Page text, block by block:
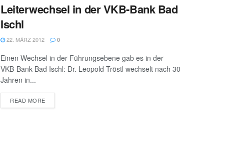
Leiterwechsel in der VKB-Bank Bad
Ischl
22. MÄRZ 2012 0
Einen Wechsel in der Führungsebene gab es in der
VKB-Bank Bad Ischl: Dr. Leopold Tröstl wechselt nach 30
Jahren in...
READ MOREDETAILS